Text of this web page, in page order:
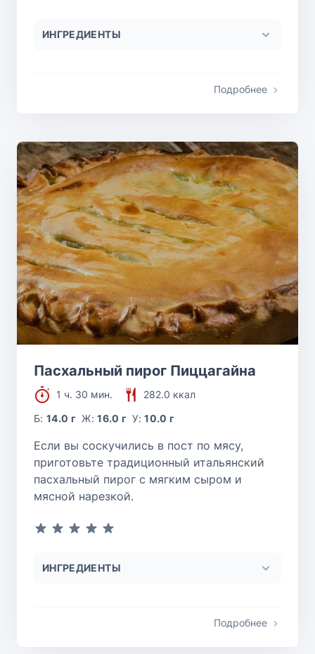
ИНГРЕДИЕНТЫ
Подробнее
Пасхальный пирог Пиццагайна
1 ч. 30 мин.
282.0 ккал
Б:14.0 г Ж:16.0 г У:10.0 г
Если вы соскучились в пост по мясу,
приготовьте традиционный итальянский
пасхальный пирог с мягким сыром и
мясной нарезкой.
ИНГРЕДИЕНТЫ
Подробнее